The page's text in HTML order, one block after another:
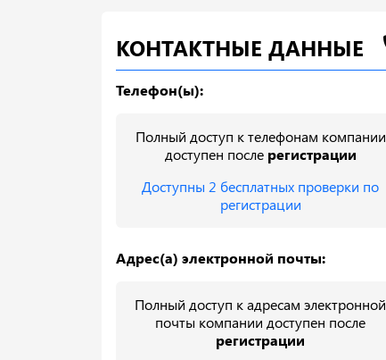
КОНТАКТНЫЕ ДАННЫЕ
Телефон(ы):
Полный доступ к телефонам компании
доступен после регистрации
Доступны 2 бесплатных проверки по
регистрации
Адрес(а) электронной почты:
Полный доступ к адресам электронной
почты компании доступен после
регистрации